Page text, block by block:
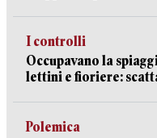
I controlli
Occupavano la
lettini e fioriere:
Polemica